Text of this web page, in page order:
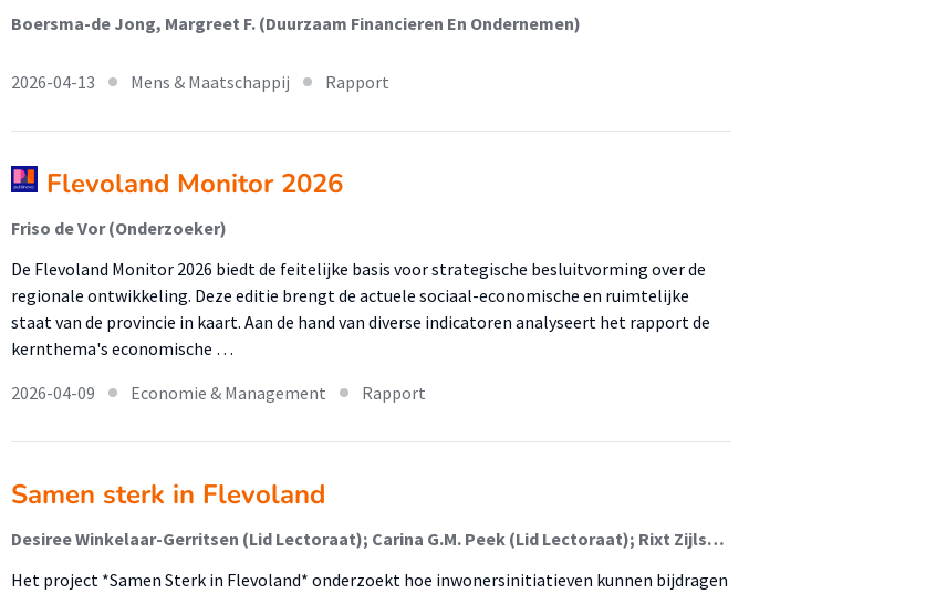
Boersma-de Jong, Margreet F. (Duurzaam Financieren En Ondernemen)
2026-04-13 Mens & Maatschappij Rapport
Flevoland Monitor 2026
Friso de Vor (Onderzoeker)
De Flevoland Monitor 2026 biedt de feitelijke basis voor strategische besluitvorming over de
regionale ontwikkeling. Deze editie brengt de actuele sociaal-economische en ruimtelijke
staat van de provincie in kaart. Aan de hand van diverse indicatoren analyseert het rapport de
kernthema's economische …
2026-04-09
Economie & Management Rapport
Samen sterk in Flevoland
Desiree Winkelaar-Gerritsen (Lid Lectoraat); Carina G.M. Peek (Lid Lectoraat); Rixt Zijlstra (Associate Lector)
Het project *Samen Sterk in Flevoland* onderzoekt hoe inwonersinitiatieven kunnen bijdragen